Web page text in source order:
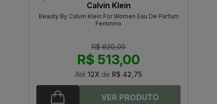
Calvin Klein
Beauty By Calvin Klein For Women Eau De Parfum
Feminino
R$ 620,00
R$ 513,00
Até 12X de R$ 42,75